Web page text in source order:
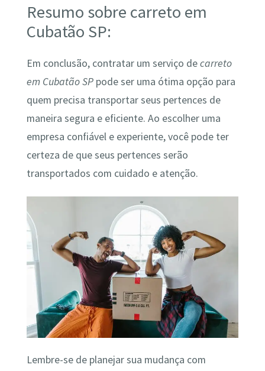
Resumo sobre carreto em
Cubatão SP:
Em conclusão, contratar um serviço decarreto
em Cubatão SPpode ser uma ótima opção para
quem precisa transportar seus pertences de
maneira segura e eficiente. Ao escolher uma
empresa confiável e experiente, você pode ter
certeza de que seus pertences serão
transportados com cuidado e atenção.
Lembre-se de planejar sua mudança com